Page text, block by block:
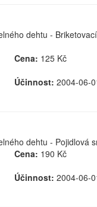
dehtu -
Cena: 125 Kč
Účinnost: 2004-06-
dehtu - Pojidlová
Cena: 190 Kč
Účinnost: 2004-06-